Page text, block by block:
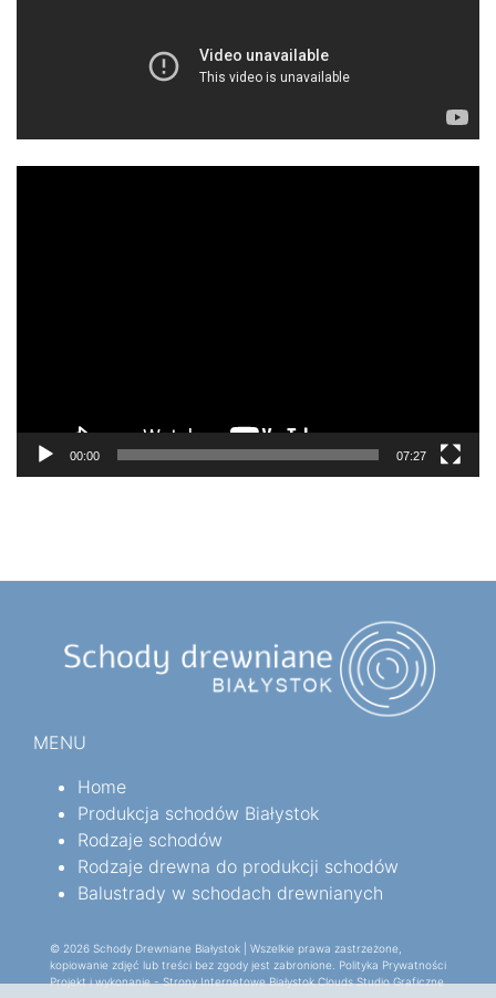
00:00 07:27
MENU
Home
Produkcja schodów Białystok
Rodzaje schodów
Rodzaje drewna do produkcji schodów
Balustrady w schodach drewnianych
© 2026 Schody Drewniane Białystok | Wszelkie prawa zastrzeżone,
kopiowanie zdjęć lub treści bez zgody jest zabronione. Polityka Prywatności
Projekt i wykonanie -Strony Internetowe BiałystokClouds Studio Graficzne